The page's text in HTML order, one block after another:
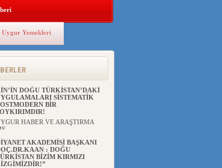
Uygur Yemekleri
PARTİ GENEL
AĞIRALİOĞLU : ÇİN’İN
SOYKIRIMI BİR
HABER VE ARAŞTIRMA
DOĞU TÜRKİSTAN’DAKİ
SİSTEMATİK
BİR
HABER VE ARAŞTIRMA
AKADEMİSİ BAŞKANI
: DOĞU
BİZİM KIRMIZI